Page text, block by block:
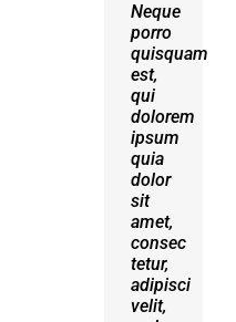
Neque
porro
quisquam
est,
qui
dolorem
ipsum
quia
dolor
sit
amet,
consec
tetur,
adipisci
velit,
Aliquam
erat
volutpat.
Quisque
at est
id
ligula
facilisis
laoreet
eget
pulvinar
nibh.
Suspendisse
at
ultrices